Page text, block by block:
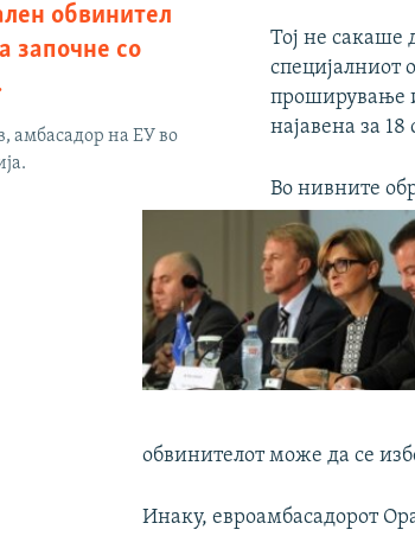
обвинител
започне со
амбасадор на ЕУ во
Тој не сакаше
специјалниот
проширување и
најавена за
Во нивните
обвинителот може да се
Инаку, евроамбасадорот